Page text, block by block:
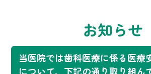
お知らせ
当医院では歯科医療に係る医療
について、下記の通り取り組ん